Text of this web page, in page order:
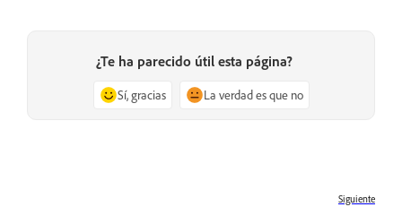
¿Te ha parecido útil esta página?
Sí, gracias La verdad es que no
Siguiente